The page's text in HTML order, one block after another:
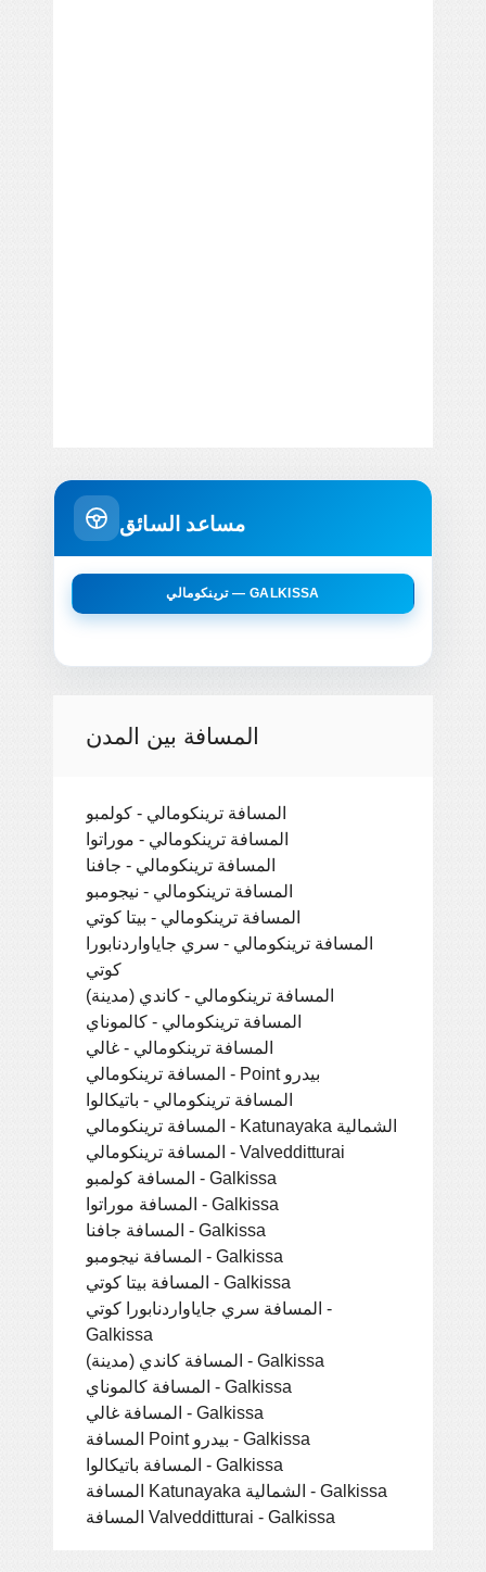
مساعد السائق
ترينكومالي — GALKISSA
المسافة بين المدن
المسافة ترينكومالي - كولمبو
المسافة ترينكومالي - موراتوا
المسافة ترينكومالي - جافنا
المسافة ترينكومالي - نيجومبو
المسافة ترينكومالي - بيتا كوتي
المسافة ترينكومالي - سري جاياواردنابورا
كوتي
المسافة ترينكومالي - كاندي (مدينة)
المسافة ترينكومالي - كالموناي
المسافة ترينكومالي - غالي
المسافة ترينكومالي - Point بيدرو
المسافة ترينكومالي - باتيكالوا
المسافة ترينكومالي - Katunayaka الشمالية
المسافة ترينكومالي - Valvedditturai
المسافة كولمبو - Galkissa
المسافة موراتوا - Galkissa
المسافة جافنا - Galkissa
المسافة نيجومبو - Galkissa
المسافة بيتا كوتي - Galkissa
المسافة سري جاياواردنابورا كوتي -
Galkissa
المسافة كاندي (مدينة) - Galkissa
المسافة كالموناي - Galkissa
المسافة غالي - Galkissa
المسافة Point بيدرو - Galkissa
المسافة باتيكالوا - Galkissa
المسافة Katunayaka الشمالية - Galkissa
المسافة Valvedditturai - Galkissa